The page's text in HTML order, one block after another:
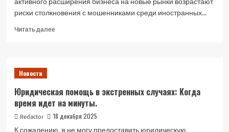
риски столкновения с мошенниками среди иностранных...
Читать далееПрочитать
мошенничества
при
работе
Новости
Юридическая помощь в экстренных случаях: Когда
время идет на минуты.
Redactor
18 декабря 2025
К сожалению, я не могу предоставить юридическую